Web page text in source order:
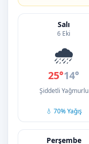
Salı
6 Eki
🌧️
25°14°
Şiddetli Yağmurlu
💧 70% Yağış
Perşembe